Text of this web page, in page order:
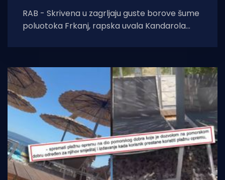
RAB - Skrivena u zagrljaju guste borove šume
poluotoka Frkanj, rapska uvala Kandarola
jadranskog naturizma. Dok